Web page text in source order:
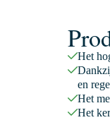
Het
en
Het
Het